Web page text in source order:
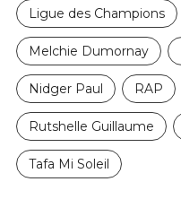
Ligue des Champions
Melchie Dumornay
Nidger Paul RAP
Rutshelle Guillaume
Tafa Mi Soleil